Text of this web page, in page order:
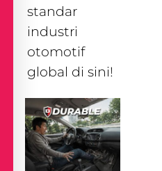
standar
industri
otomotif
global di sini!